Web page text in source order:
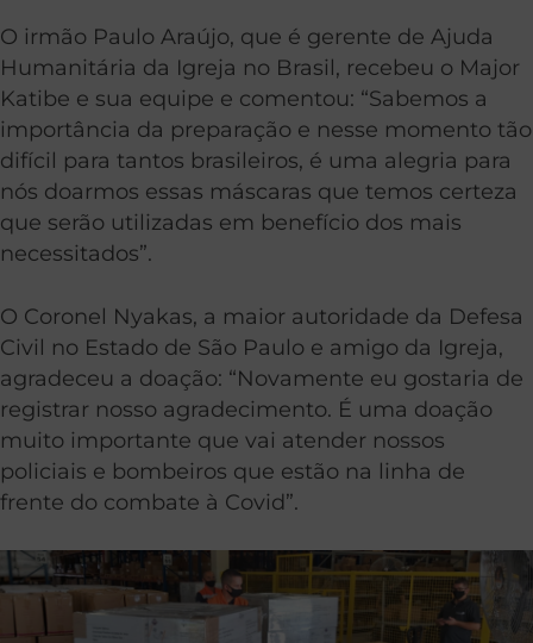
O irmão Paulo Araújo, que é gerente de Ajuda
Humanitária da Igreja no Brasil, recebeu o Major
Katibe e sua equipe e comentou: “Sabemos a
importância da preparação e nesse momento tão
difícil para tantos brasileiros, é uma alegria para
nós doarmos essas máscaras que temos certeza
que serão utilizadas em benefício dos mais
necessitados”.
O Coronel Nyakas, a maior autoridade da Defesa
Civil no Estado de São Paulo e amigo da Igreja,
agradeceu a doação: “Novamente eu gostaria de
registrar nosso agradecimento. É uma doação
muito importante que vai atender nossos
policiais e bombeiros que estão na linha de
frente do combate à Covid”.